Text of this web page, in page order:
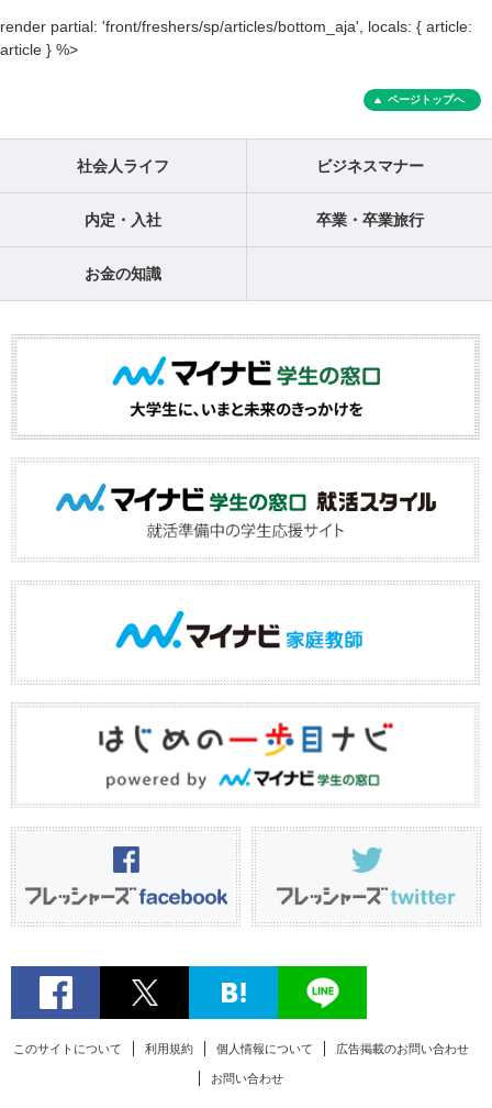
render partial: 'front/freshers/sp/articles/bottom_aja', locals: { article:
article } %>
ページトップへ
社会人ライフ ビジネスマナー
内定・入社 卒業・卒業旅行
お金の知識
このサイトについて 利用規約 個人情報について 広告掲載のお問い合わせ
お問い合わせ